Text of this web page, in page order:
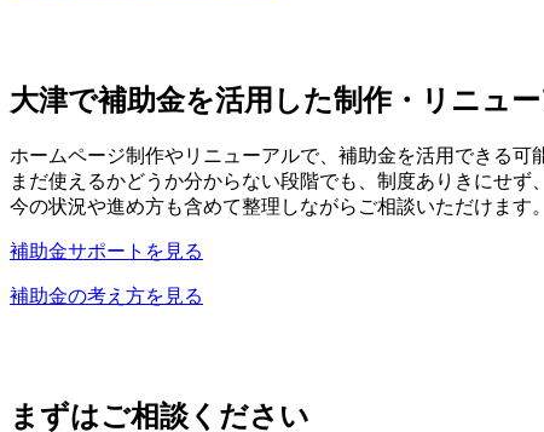
大津で補助金を活用した制作・リニュ
ホームページ制作やリニューアルで、補助金を活用できる可
まだ使えるかどうか分からない段階でも、制度ありきにせず、
今の状況や進め方も含めて整理しながらご相談いただけます。
補助金サポートを見る
補助金の考え方を見る
まずはご相談ください